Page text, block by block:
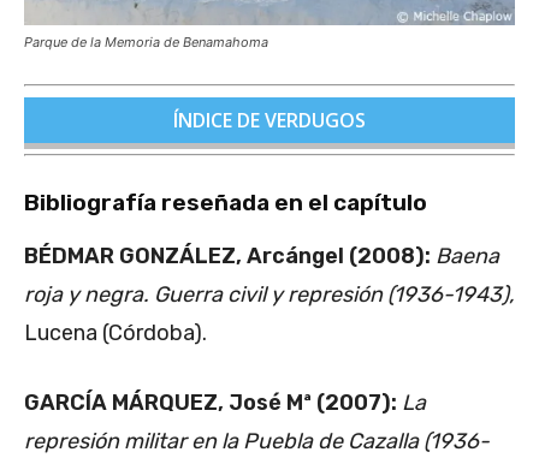
Parque de la Memoria de Benamahoma
ÍNDICE DE VERDUGOS
Bibliografía reseñada en el capítulo
BÉDMAR GONZÁLEZ, Arcángel (2008): Baena
roja y negra. Guerra civil y represión (1936-1943),
Lucena (Córdoba).
GARCÍA MÁRQUEZ, José Mª (2007): La
represión militar en la Puebla de Cazalla (1936-